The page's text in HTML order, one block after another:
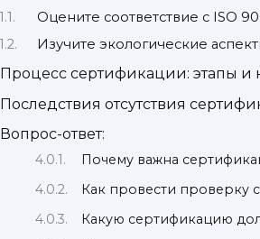
Оцените соответствие с ISO
Изучите экологические
Процесс сертификации: этапы
Последствия отсутствия
Вопрос-ответ:
Почему важна
Как провести проверку
Какую сертификацию